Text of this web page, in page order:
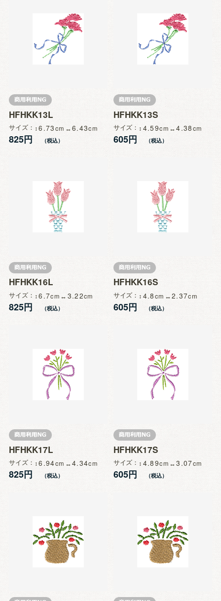
HFHKK13L
サイズ 6.73 6.43
825円
HFHKK13S
サイズ 4.59 4.38
605円
HFHKK16L
サイズ 6.7 3.22
825円
HFHKK16S
サイズ 4.8 2.37
605円
HFHKK17L
サイズ 6.94 4.34
825円
HFHKK17S
サイズ 4.89 3.07
605円